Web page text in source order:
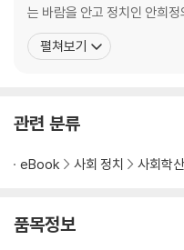
수행비서의 역할
- 도지사 수행비서 업무 매뉴얼
24시간 수행비서의 생활
모든 과정은 위력 그 자체였다
여자다움
- 비서 업무의 특수성과 권력 관계
는 바람을 안고 정치인 안희
안희정 충남도지사의 수행비
지사 수행비서가 되었다.
펼쳐보기
관련 분류
eBook 사회 정치 사회학
품목정보